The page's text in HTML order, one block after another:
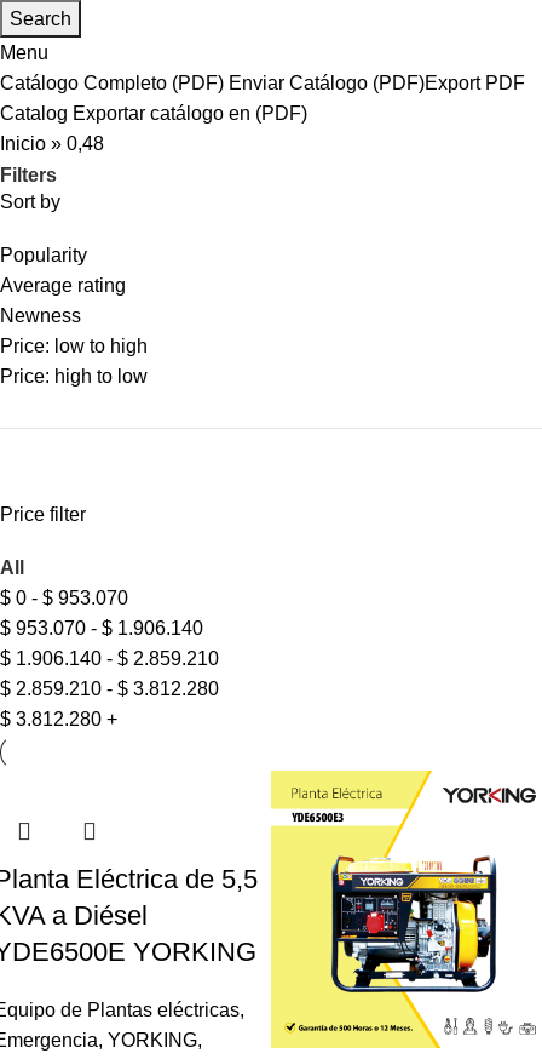
Search
Menu
Catálogo Completo (PDF) Enviar Catálogo (PDF)Export PDF
Catalog Exportar catálogo en (PDF)
Inicio » 0,48
Filters
Sort by
Popularity
Average rating
Newness
Price: low to high
Price: high to low
Price filter
All
$ 0 - $ 953.070
$ 953.070 - $ 1.906.140
$ 1.906.140 - $ 2.859.210
$ 2.859.210 - $ 3.812.280
$ 3.812.280 +
Eléctrica de 5,5
a Diésel
YORKING
de Plantas eléctricas,
, YORKING,